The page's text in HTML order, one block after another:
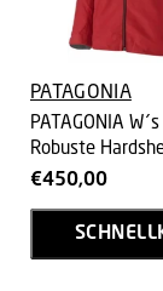
PATAGONIA
PATAGONIA
Robuste
€450,00